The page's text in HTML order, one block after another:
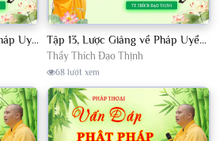
Tập 005, Lược Giảng về Pháp Uyển Châu Lâm, Chủ giảng TT Thích Đạo Thịnh Tập 13, Lược Giảng về Pháp Uyển Châu Lâm, Chủ giảng TT Thích Đạo Thịnh
Thầy Thích Đạo Thịnh
68 lượt xem